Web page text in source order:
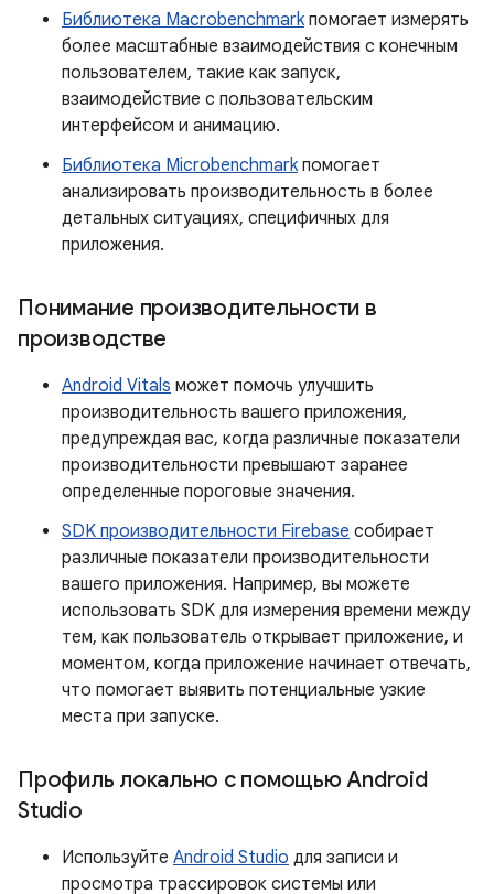
Библиотека Macrobenchmarkпомогает измерять
более масштабные взаимодействия с конечным
пользователем, такие как запуск,
взаимодействие с пользовательским
интерфейсом и анимацию.
Библиотека Microbenchmarkпомогает
анализировать производительность в более
детальных ситуациях, специфичных для
приложения.
Понимание производительности в
производстве
Android Vitals может помочь улучшить
производительность вашего приложения,
предупреждая вас, когда различные показатели
производительности превышают заранее
определенные пороговые значения.
SDK производительности Firebase собирает
различные показатели производительности
вашего приложения. Например, вы можете
использовать SDK для измерения времени между
тем, как пользователь открывает приложение, и
моментом, когда приложение начинает отвечать,
что помогает выявить потенциальные узкие
места при запуске.
Профиль локально с помощью Android
Studio
Используйте Android Studio для записи и
просмотра трассировок системы или